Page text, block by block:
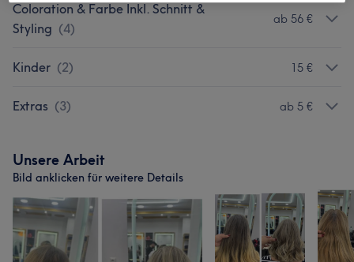
Coloration & Farbe Inkl. Schnitt &
Styling (4)
ab 56 €
Kinder (2) 15 €
Extras (3) ab 5 €
Unsere Arbeit
Bild anklicken für weitere Details